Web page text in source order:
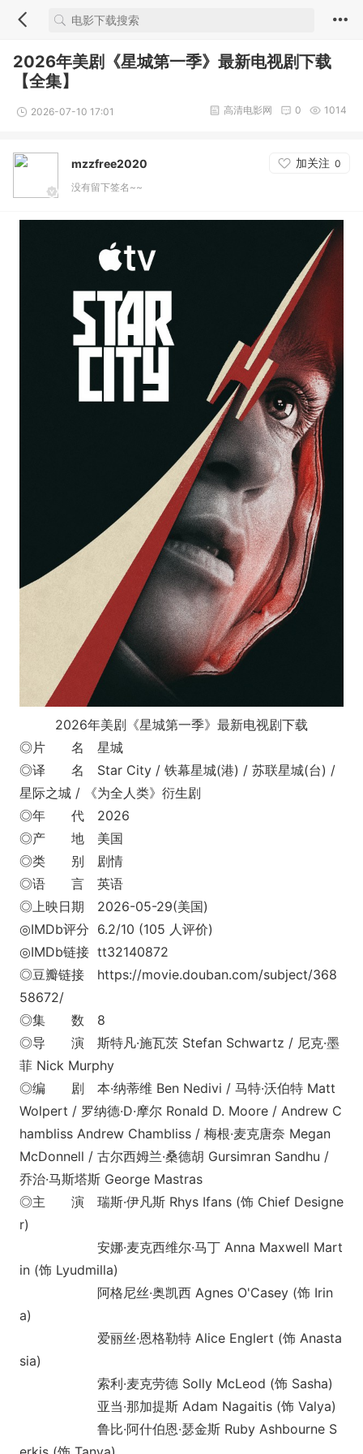
2026年美剧《星城第一季》最新电视剧下载
【全集】
2026-07-10 17:01 1014
0
高清电影网
mzzfree2020 加关注 0
没有留下签名~~
2026年美剧《星城第一季》最新电视剧下载
◎片 名 星城
◎译 名 Star City / 铁幕星城(港) / 苏联星城(台) /
星际之城 / 《为全人类》衍生剧
◎年 代 2026
◎产 地 美国
◎类 别 剧情
◎语 言 英语
◎上映日期 2026-05-29(美国)
◎IMDb评分 6.2/10 (105 人评价)
◎IMDb链接 tt32140872
◎豆瓣链接 https://movie.douban.com/subject/368
58672/
◎集 数 8
◎导 演 斯特凡·施瓦茨 Stefan Schwartz / 尼克·墨
菲 Nick Murphy
◎编 剧 本·纳蒂维 Ben Nedivi / 马特·沃伯特 Matt
Wolpert / 罗纳德·D·摩尔 Ronald D. Moore / Andrew C
hambliss Andrew Chambliss / 梅根·麦克唐奈 Megan
McDonnell / 古尔西姆兰·桑德胡 Gursimran Sandhu /
乔治·马斯塔斯 George Mastras
◎主 演 瑞斯·伊凡斯 Rhys Ifans (饰 Chief Designe
r)
安娜·麦克西维尔·马丁 Anna Maxwell Mart
in (饰 Lyudmilla)
阿格尼丝·奥凯西 Agnes O'Casey (饰 Irin
a)
爱丽丝·恩格勒特 Alice Englert (饰 Anasta
sia)
索利·麦克劳德 Solly McLeod (饰 Sasha)
亚当·那加提斯 Adam Nagaitis (饰 Valya)
鲁比·阿什伯恩·瑟金斯 Ruby Ashbourne S